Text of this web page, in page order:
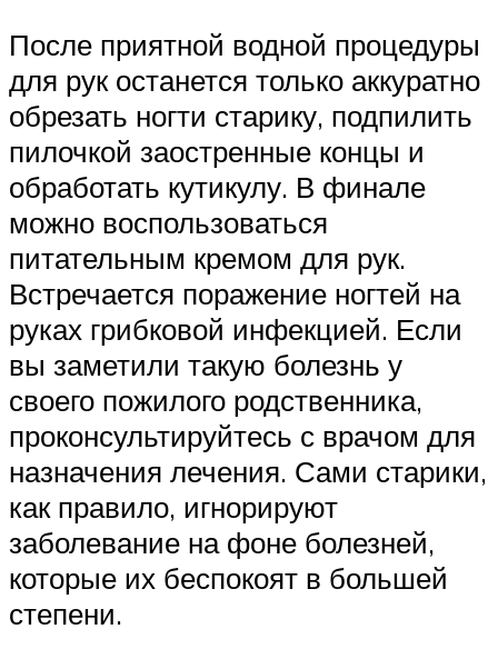
После приятной водной процедуры
для рук останется только аккуратно
обрезать ногти старику, подпилить
пилочкой заостренные концы и
обработать кутикулу. В финале
можно воспользоваться
питательным кремом для рук.
Встречается поражение ногтей на
руках грибковой инфекцией. Если
вы заметили такую болезнь у
своего пожилого родственника,
проконсультируйтесь с врачом для
назначения лечения. Сами старики,
как правило, игнорируют
заболевание на фоне болезней,
которые их беспокоят в большей
степени.